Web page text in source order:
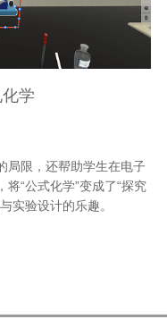
学
局限，还帮助学生在电子
“公式化学”变成了“探究
实验设计的乐趣。